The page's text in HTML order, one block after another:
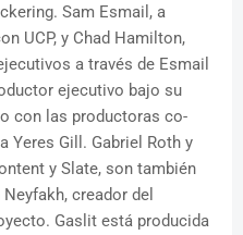
Sam Esmail, a
UCP, y Chad Hamilton,
a través de Esmail
ejecutivo bajo su
con las productoras co-
Yeres Gill. Gabriel Roth y
y Slate, son también
creador del
Gaslit está producida